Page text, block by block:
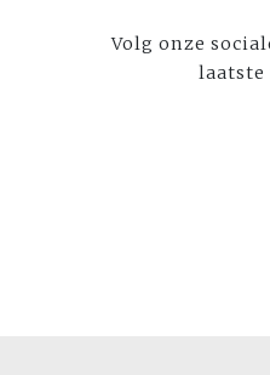
Volg onze
laatste